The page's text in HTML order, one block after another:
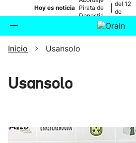
Hoy es noticia Pirata de
Donostia
del 12
de
Buscador
Ikusmiran
Inicio Usansolo
Usansolo